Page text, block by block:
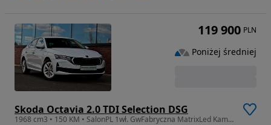
Skoda Octavia 2.0 TDI Selection DSG
1968 cm3 • 150 KM • SalonPL 1wł. GwFabryczna MatrixLed Kamera KeyLess Navi ASO Vat23%
119 900 PLN
Poniżej średniej